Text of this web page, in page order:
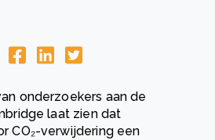
onderzoekers aan de
laat zien dat
CO₂-verwijdering een